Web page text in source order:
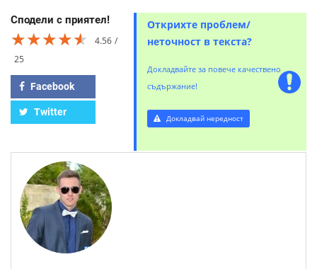
Сподели с приятел!
★★★★★
★★★★★
★★★★★
4.56
25
Facebook
Twitter
Открихте проблем/
неточност в текста?
Докладвайте за повече качествено
съдържание!
Докладвай нередност